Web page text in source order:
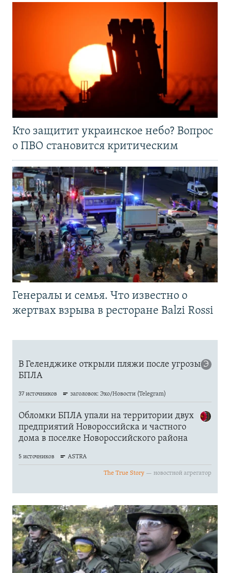
Кто защитит украинское небо? Вопрос
о ПВО становится критическим
Генералы и семья. Что известно о
жертвах взрыва в ресторане Balzi Rossi